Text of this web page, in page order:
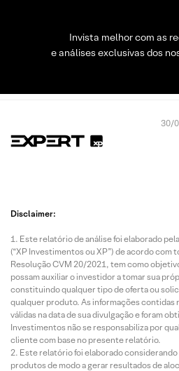
Invista melhor com as
e análises exclusivas dos
30/
Disclaimer:
Este relatório de análise foi elaborado
(“XP Investimentos ou XP”) de acordo com
Resolução CVM 20/2021, tem como
possam auxiliar o investidor a tomar sua
constituindo qualquer tipo de oferta ou
qualquer produto. As informações contidas
válidas na data de sua divulgação e foram
Investimentos não se responsabiliza por
cliente com base no presente relatório.
Este relatório foi elaborado
produtos de modo a gerar resultados de